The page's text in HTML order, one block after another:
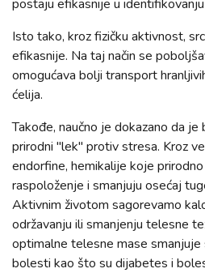
postaju efikasnije u
Isto tako, kroz fizičku aktivnost,
efikasnije. Na taj način se
omogućava bolji transport
ćelija.
Takođe, naučno je dokazano da
prirodni "lek" protiv stresa. Kroz
endorfine, hemikalije koje
raspoloženje i smanjuju osećaj
Aktivnim životom sagorevamo
održavanju ili smanjenju telesne
optimalne telesne mase smanjuje
bolesti kao što su dijabetes i